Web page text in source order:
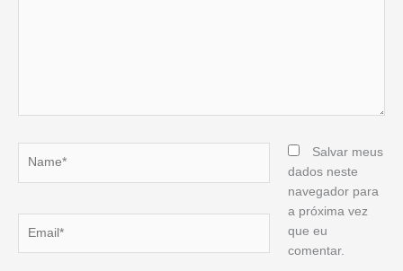
Salvar meus
dados neste
navegador para
a próxima vez
que eu
comentar.